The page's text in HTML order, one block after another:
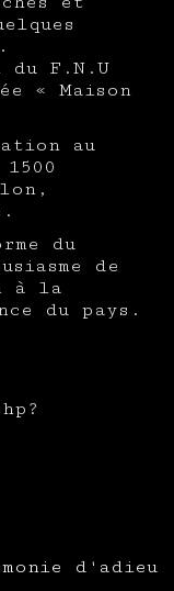
F.N.U
« Maison
au
du
de
à la
du pays.
d'adieu